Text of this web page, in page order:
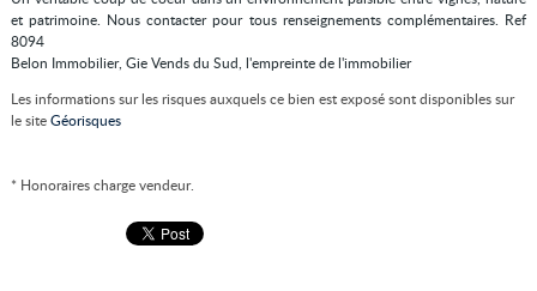
et patrimoine. Nous contacter pour tous renseignements complémentaires. Ref
8094
Belon Immobilier, Gie Vends du Sud, l'empreinte de l'immobilier
Les informations sur les risques auxquels ce bien est exposé sont disponibles sur
le siteGéorisques
* Honoraires charge vendeur.